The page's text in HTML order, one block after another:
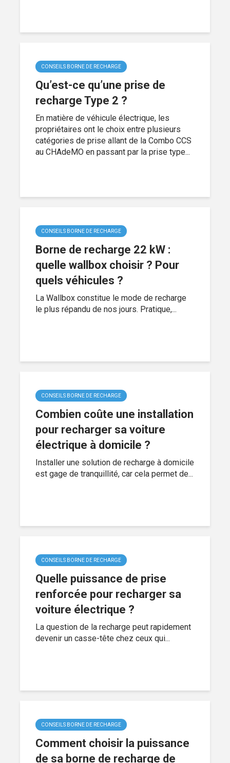
CONSEILS BORNE DE RECHARGE
Qu’est-ce qu’une prise de
recharge Type 2 ?
En matière de véhicule électrique, les
propriétaires ont le choix entre plusieurs
catégories de prise allant de la Combo CCS
au CHAdeMO en passant par la prise type...
CONSEILS BORNE DE RECHARGE
Borne de recharge 22 kW :
quelle wallbox choisir ? Pour
quels véhicules ?
La Wallbox constitue le mode de recharge
le plus répandu de nos jours. Pratique,...
CONSEILS BORNE DE RECHARGE
Combien coûte une installation
pour recharger sa voiture
électrique à domicile ?
Installer une solution de recharge à domicile
est gage de tranquillité, car cela permet de...
CONSEILS BORNE DE RECHARGE
Quelle puissance de prise
renforcée pour recharger sa
voiture électrique ?
La question de la recharge peut rapidement
devenir un casse-tête chez ceux qui...
CONSEILS BORNE DE RECHARGE
Comment choisir la puissance
de sa borne de recharge de